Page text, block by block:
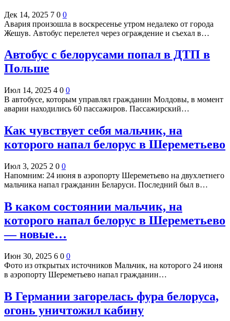
Дек 14, 2025 7 0 0
Авария произошла в воскресенье утром недалеко от города
Жешув. Автобус перелетел через ограждение и съехал в…
Автобус с белорусами попал в ДТП в
Польше
Июл 14, 2025 4 0 0
В автобусе, которым управлял гражданин Молдовы, в момент
аварии находились 60 пассажиров. Пассажирский…
Как чувствует себя мальчик, на
которого напал белорус в Шереметьево
Июл 3, 2025 2 0 0
Напомним: 24 июня в аэропорту Шереметьево на двухлетнего
мальчика напал гражданин Беларуси. Последний был в…
В каком состоянии мальчик, на
которого напал белорус в Шереметьево
— новые…
Июн 30, 2025 6 0 0
Фото из открытых источников Мальчик, на которого 24 июня
в аэропорту Шереметьево напал гражданин…
В Германии загорелась фура белоруса,
огонь уничтожил кабину